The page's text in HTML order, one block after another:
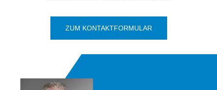
ZUM KONTAKTFORMULAR